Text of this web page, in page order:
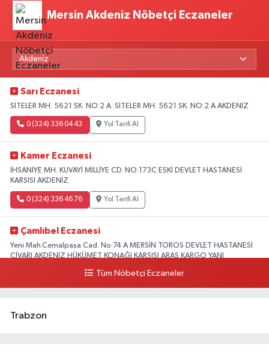
Mersin Akdeniz Nöbetçi Eczaneler
Sarı Eczanesi
SİTELER MH. 5621 SK. NO:2 A SİTELER MH. 5621 SK. NO:2 A AKDENİZ
0 (324) 336 04 43 Yol Tarifi Al
Kamer Eczanesi
İHSANİYE MH. KUVAYİ MİLLİYE CD. NO:173C ESKİ DEVLET HASTANESİ
KARŞISI AKDENİZ
0 (324) 336 46 76 Yol Tarifi Al
Çamlıbel Eczanesi
Yeni Mah.Cemalpaşa Cad. No:74 A MERSİN TOROS DEVLET HASTANESİ
CİVARI AKDENİZ HÜKÜMET KONAĞI KARŞISI ARAS KARGO YANI
Yol Tarifi Al
Tüm Nöbetçi Eczaneler
Trabzon